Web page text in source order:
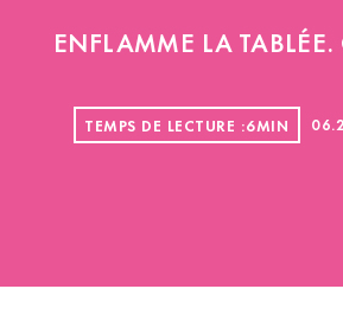
ENFLAMME LA TABLÉE.
TEMPS DE LECTURE :6MIN 06.